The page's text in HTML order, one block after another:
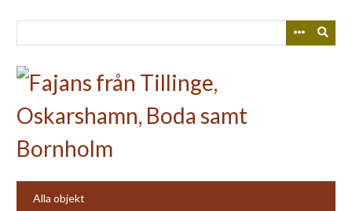
Alla objekt